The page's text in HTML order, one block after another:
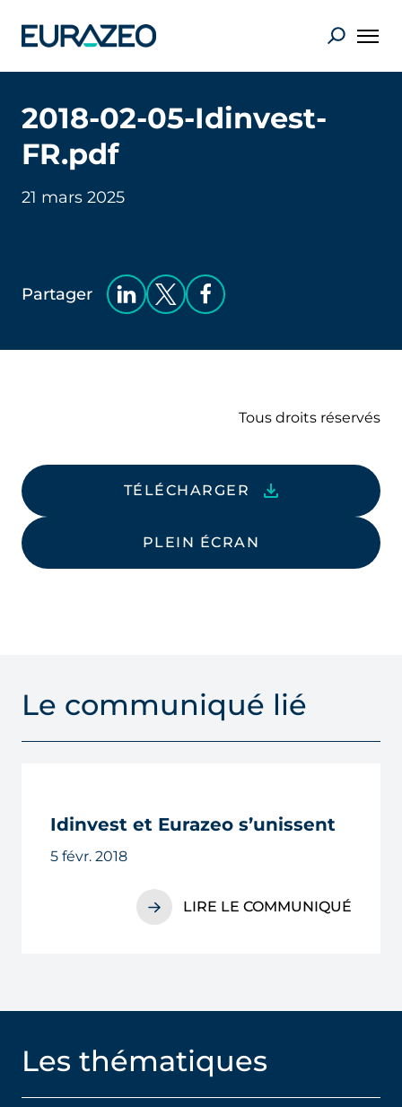
2018-02-05-Idinvest-
FR.pdf
21 mars 2025
Partager
Tous droits réservés
TÉLÉCHARGER
PLEIN ÉCRAN
Le communiqué lié
Idinvest et Eurazeo s’unissent
5 févr. 2018
LIRE LE COMMUNIQUÉ
Les thématiques